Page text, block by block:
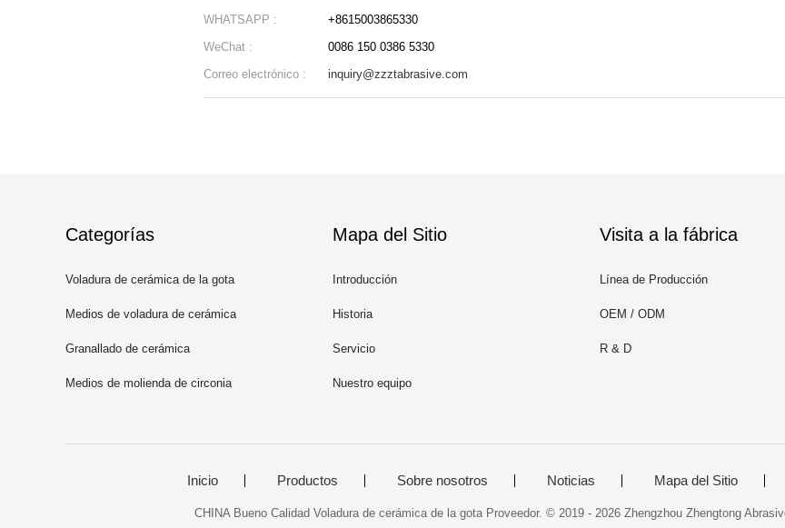
WHATSAPP :
+8615003865330
WeChat :
0086 150 0386 5330
Correo electrónico :
inquiry@zzztabrasive.com
Categorías
Voladura de cerámica de la gota
Medios de voladura de cerámica
Granallado de cerámica
Medios de molienda de circonia
Mapa del Sitio
Introducción
Historia
Servicio
Nuestro equipo
Visita a la fábrica
Línea de Producción
OEM / ODM
R & D
Inicio Productos Sobre nosotros Noticias Mapa del Sitio
CHINA Bueno Calidad Voladura de cerámica de la gota Proveedor. © 2019 - 2026 Zhengzhou Zhengtong